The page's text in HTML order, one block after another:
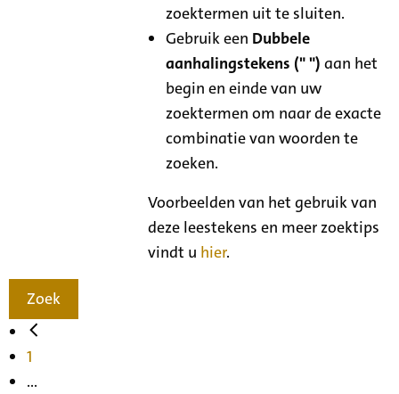
zoektermen uit te sluiten.
Gebruik een Dubbele
aanhalingstekens (" ") aan het
begin en einde van uw
zoektermen om naar de exacte
combinatie van woorden te
zoeken.
Voorbeelden van het gebruik van
deze leestekens en meer zoektips
vindt u hier.
Zoek
1
...